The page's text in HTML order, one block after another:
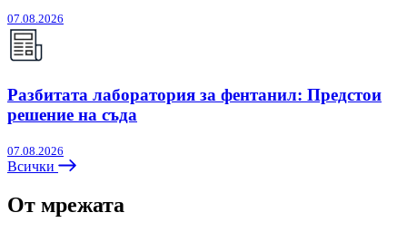
07.08.2026
Разбитата лаборатория за фентанил: Предстои
решение на съда
07.08.2026
Всички
От мрежата